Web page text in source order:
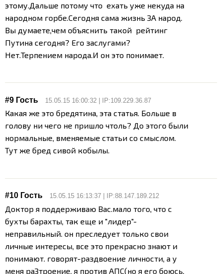
этому.Дальше потому что ехать уже некуда на
народном горбе.Сегодня сама жизнь ЗА народ.
Вы думаете,чем объяснить такой рейтинг
Путина сегодня? Его заслугами?
Нет.Терпением народа.И он это понимает.
#9 Гость 15.05.15 16:00:32 | IP:109.229.36.87
Какая же это бредятина, эта статья. Больше в
голову ни чего не пришло чтоль? До этого были
нормальные, вменяемые статьи со смыслом.
Тут же бред сивой кобылы.
#10 Гость 15.05.15 16:13:37 | IP:88.147.189.212
Доктор я поддерживаю Вас.мало того, что с
бухты барахты, так еще и "лидер"-
неправильный. он преследует только свои
личные интересы, все это прекрасно знают и
понимают. говорят-раздвоение личности, а у
меня раЗтроение. я против АПС(но я его боюсь,